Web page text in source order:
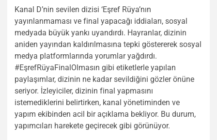
Kanal D’nin sevilen dizisi ‘Eşref Rüya’nın
yayınlanmaması ve final yapacağı iddiaları, sosyal
medyada büyük yankı uyandırdı. Hayranlar, dizinin
aniden yayından kaldırılmasına tepki göstererek sosyal
medya platformlarında yorumlar yağdırdı.
#EşrefRüyaFinalOlmasın gibi etiketlerle yapılan
paylaşımlar, dizinin ne kadar sevildiğini gözler önüne
seriyor. İzleyiciler, dizinin final yapmasını
istemediklerini belirtirken, kanal yönetiminden ve
yapım ekibinden acil bir açıklama bekliyor. Bu durum,
yapımcıları harekete geçirecek gibi görünüyor.